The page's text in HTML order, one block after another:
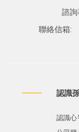
諮詢
聯絡信箱:
認識
認識心